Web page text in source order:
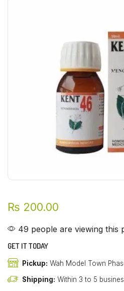
₨ 200.00
49 people are viewing this
GET IT TODAY
Pickup: Wah Model Town
Shipping: Within 3 to 5